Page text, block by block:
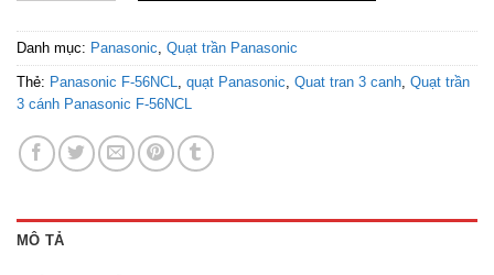
Danh mục: Panasonic, Quạt trần Panasonic
Thẻ: Panasonic F-56NCL, quạt Panasonic, Quat tran 3 canh, Quạt trần
3 cánh Panasonic F-56NCL
MÔ TẢ